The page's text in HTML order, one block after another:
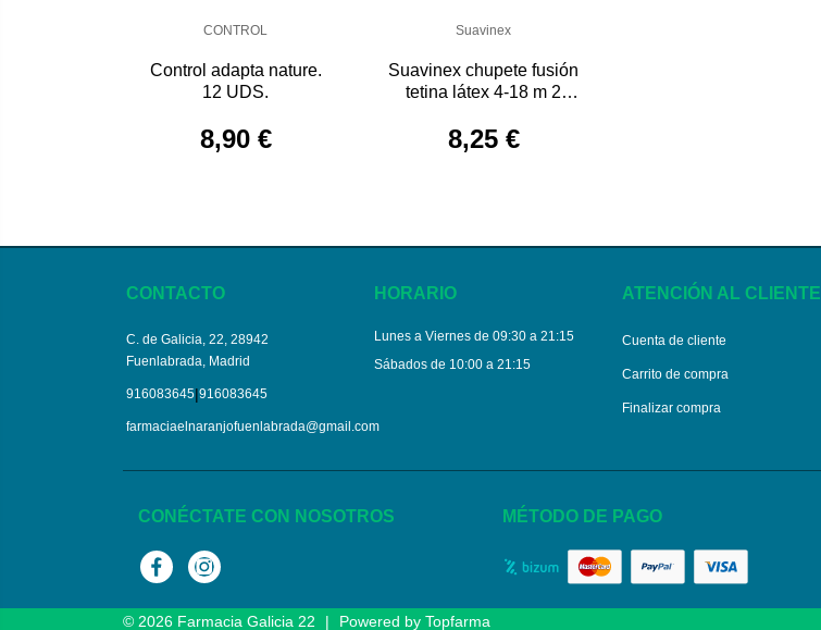
CONTROL
Control adapta nature.
12 UDS.
8,90 €
Suavinex
Suavinex chupete fusión
tetina látex 4-18 m 2
8,25 €
CONTACTO
C. de Galicia, 22, 28942
Fuenlabrada, Madrid
916083645|916083645
farmaciaelnaranjofuenlabrada@gmail.com
HORARIO
Lunes a Viernes de 09:30 a 21:15
Sábados de 10:00 a 21:15
ATENCIÓN AL CLIENTE
Cuenta de cliente
Carrito de compra
Finalizar compra
CONÉCTATE CON NOSOTROS
FacebookInstagram
MÉTODO DE PAGO
© 2026 Farmacia Galicia 22 | Powered by Topfarma